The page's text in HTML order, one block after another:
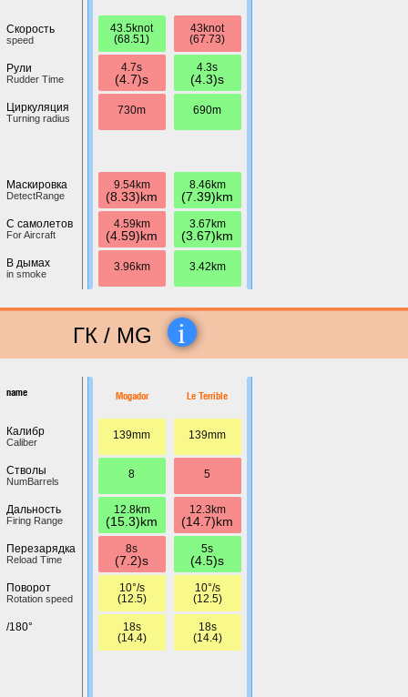
Скорость
speed
Рули
Rudder Time
Циркуляция
Turning radius
Маскировка
DetectRange
С самолетов
For Aircraft
В дымах
in smoke
43.5knot
(68.51)
4.7s
(4.7)s
730m
9.54km
(8.33)km
4.59km
(4.59)km
3.96km
43knot
(67.73)
4.3s
(4.3)s
690m
8.46km
(7.39)km
3.67km
(3.67)km
3.42km
ГК / MG i
name
Калибр
Caliber
Стволы
NumBarrels
Дальность
Firing Range
Перезарядка
Reload Time
Поворот
Rotation speed
/180°
Mogador
139mm
8
12.8km
(15.3)km
8s
(7.2)s
10°/s
(12.5)
18s
(14.4)
Le Terrible
139mm
5
12.3km
(14.7)km
5s
(4.5)s
10°/s
(12.5)
18s
(14.4)